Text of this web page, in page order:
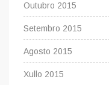
Outubro 2015
Setembro 2015
Agosto 2015
Xullo 2015